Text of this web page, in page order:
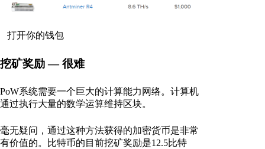
打开你的钱包
挖矿奖励 — 很难
PoW系统需要一个巨大的计算能力网络。计算机
通过执行大量的数学运算维持区块。
毫无疑问，通过这种方法获得的加密货币是非常
有价值的。比特币的目前挖矿奖励是12.5比特